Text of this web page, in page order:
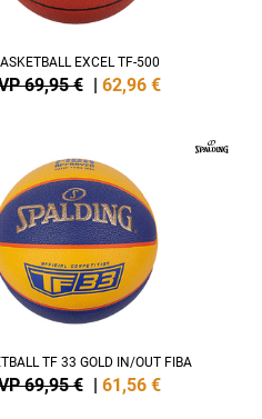
EXCEL TF-500
69,95 € | 62,96 €
TF 33 GOLD IN/OUT FIBA
69,95 € | 61,56 €